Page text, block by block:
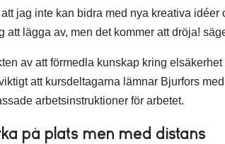
jag inte kan bidra med nya kreativa
att lägga av, men det kommer att dröja!
av att förmedla kunskap kring
att kursdeltagarna lämnar Bjurfors
arbetsinstruktioner för arbetet.
på plats men med distans